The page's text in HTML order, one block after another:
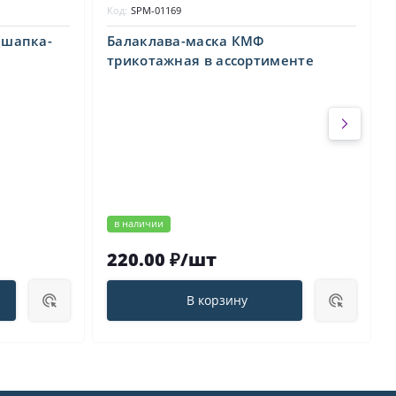
Балаклава-маска КМФ
трикотажная в ассортименте
в наличии
Код: SPM-01169
220.00 ₽/шт
В корзину